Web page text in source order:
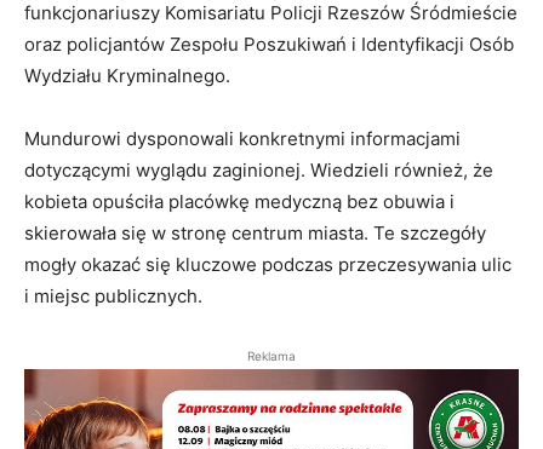
funkcjonariuszy Komisariatu Policji Rzeszów Śródmieście
oraz policjantów Zespołu Poszukiwań i Identyfikacji Osób
Wydziału Kryminalnego.
Mundurowi dysponowali konkretnymi informacjami
dotyczącymi wyglądu zaginionej. Wiedzieli również, że
kobieta opuściła placówkę medyczną bez obuwia i
skierowała się w stronę centrum miasta. Te szczegóły
mogły okazać się kluczowe podczas przeczesywania ulic
i miejsc publicznych.
Reklama